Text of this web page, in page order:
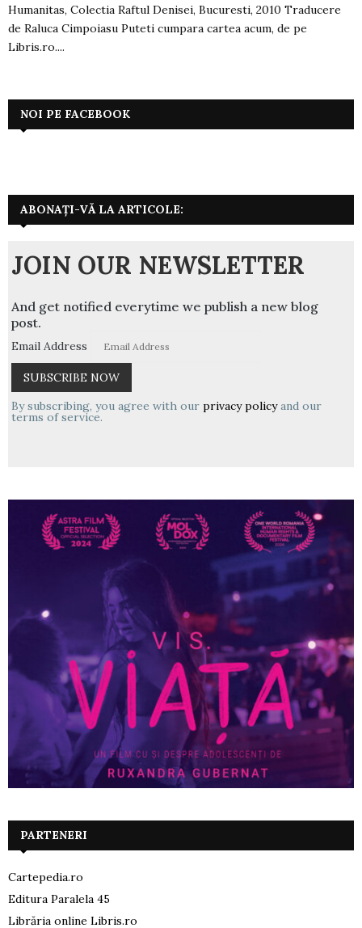
Humanitas, Colectia Raftul Denisei, Bucuresti, 2010 Traducere
de Raluca Cimpoiasu Puteti cumpara cartea acum, de pe
Libris.ro....
NOI PE FACEBOOK
ABONAȚI-VĂ LA ARTICOLE:
JOIN OUR NEWSLETTER
And get notified everytime we publish a new blog
post.
Email Address
By subscribing, you agree with our privacy policyand our
terms of service.
PARTENERI
Cartepedia.ro
Editura Paralela 45
Librăria online Libris.ro